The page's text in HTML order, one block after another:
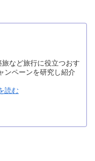
など旅行に役立つおす
ンペーンを研究し紹介
読む